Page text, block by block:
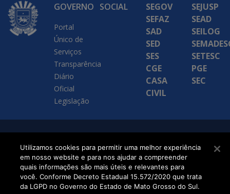
GOVERNO
Portal
Único de
Serviços
Transparência
Diário
Oficial
Legislação
SOCIAL
SEGOV
SEFAZ
SAD
SED
SES
CGE
CASA
CIVIL
SEJUSP
SEAD
SEILOG
SETESC
PGE
SEC
Executiva de
Transformação Digital
Utilizamos cookies para permitir uma melhor experiência
em nosso website e para nos ajudar a compreender
quais informações são mais úteis e relevantes para
você. Conforme Decreto Estadual 15.572/2020 que trata
da LGPD no Governo do Estado de Mato Grosso do Sul.